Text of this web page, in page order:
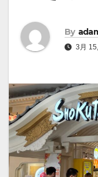
By
3月